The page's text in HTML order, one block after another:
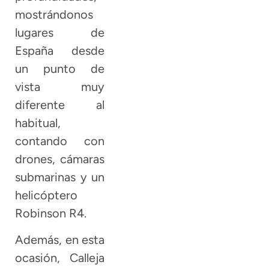
mostrándonos
lugares de
España desde
un punto de
vista muy
diferente al
habitual,
contando con
drones, cámaras
submarinas y un
helicóptero
Robinson R4.
Además, en esta
ocasión, Calleja